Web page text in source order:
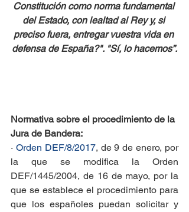
Constitución como norma fundamental
del Estado, con lealtad al Rey y, si
preciso fuera, entregar vuestra vida en
defensa de España?". "Sí, lo hacemos”.
Normativa sobre el procedimiento de la
Jura de Bandera:
· Orden DEF/8/2017, de 9 de enero, por
la que se modifica la Orden
DEF/1445/2004, de 16 de mayo, por la
que se establece el procedimiento para
que los españoles puedan solicitar y